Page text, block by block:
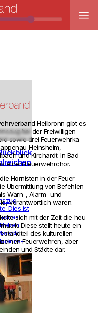
menu
Heil­bronn gibt es
bei der Frei­wil­ligen
sowie drei Feu­er­wehr­ka­
Heins­heim,
und Kirchardt. In Bad
einen Feu­er­wehr­chor.
Hor­nisten in der Feu­er­
Über­mitt­lung von Befehlen
Warn-, Alarm- und
ver­ant­wort­lich waren.
sich mit der Zeit die heu­
Diese stellt heute ein
des kul­tu­rellen
Feu­er­wehren, aber
und Städte dar.
Dies ist